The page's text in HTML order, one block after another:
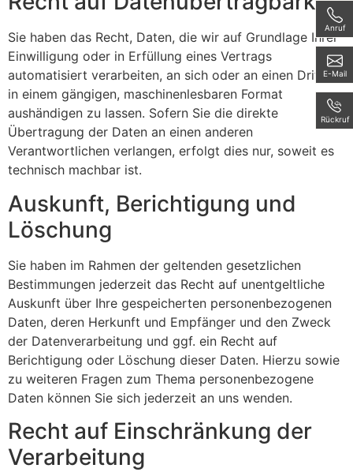
Sie haben das Recht, Daten, die wir auf Grundlage Ihrer
Einwilligung oder in Erfüllung eines Vertrags
automatisiert verarbeiten, an sich oder an einen Dritten
in einem gängigen, maschinenlesbaren Format
aushändigen zu lassen. Sofern Sie die direkte
Übertragung der Daten an einen anderen
Verantwortlichen verlangen, erfolgt dies nur, soweit es
technisch machbar ist.
Auskunft, Berichtigung und
Löschung
Sie haben im Rahmen der geltenden gesetzlichen
Bestimmungen jederzeit das Recht auf unentgeltliche
Auskunft über Ihre gespeicherten personenbezogenen
Daten, deren Herkunft und Empfänger und den Zweck
der Datenverarbeitung und ggf. ein Recht auf
Berichtigung oder Löschung dieser Daten. Hierzu sowie
zu weiteren Fragen zum Thema personenbezogene
Daten können Sie sich jederzeit an uns wenden.
Recht auf Einschränkung der
Verarbeitung
Anruf
E-Mail
Rückruf